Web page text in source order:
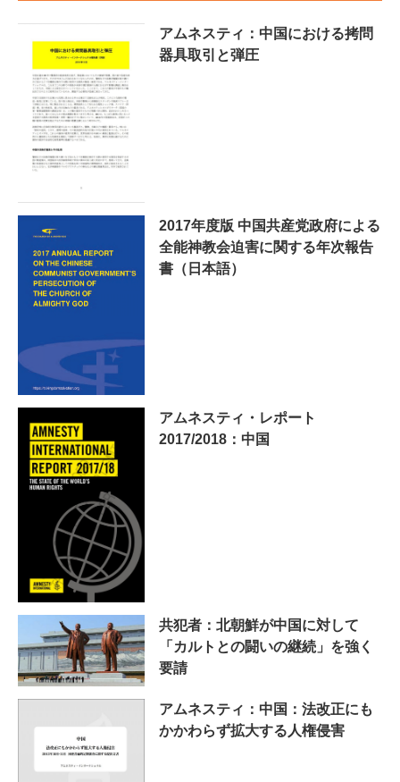
アムネスティ：中国における拷問
器具取引と弾圧
2017年度版 中国共産党政府による
全能神教会迫害に関する年次報告
書（日本語）
アムネスティ・レポート
2017/2018：中国
共犯者：北朝鮮が中国に対して
「カルトとの闘いの継続」を強く
要請
アムネスティ：中国：法改正にも
かかわらず拡大する人権侵害